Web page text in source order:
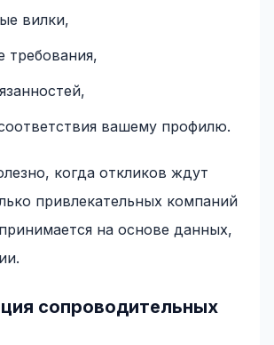
вилки,
требования,
вашему профилю.
когда откликов ждут
привлекательных компаний
на основе данных,
сопроводительных